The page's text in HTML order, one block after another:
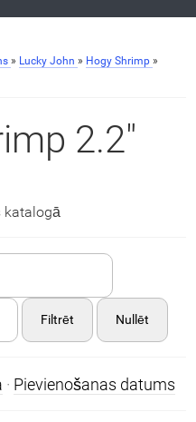
» Lucky John » Hogy Shrimp »
2.2"
katalogā
Filtrēt Nullēt
· Pievienošanas datums